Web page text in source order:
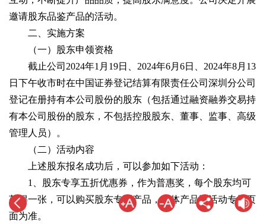
邀请股东品鉴产品的活动。
二、实施方案
（一）股东申领资格
截止公司2024年1月19日、2024年6月6日、2024年8月13
日下午收市时在中国证券登记结算有限责任公司深圳分公司
登记在册持有本公司股份的股东（包括通过融资融券交易持
有本公司股份的股东，不包括控股股东、董事、监事、高级
管理人员）。
（二）活动内容
上述股东报名成功后，可以参加如下活动：
1、股东专享五折优惠券，作为普惠奖，每个股东均可
获得一张，可以购买股东专区产品，具体产品以活动专场页
面为准。